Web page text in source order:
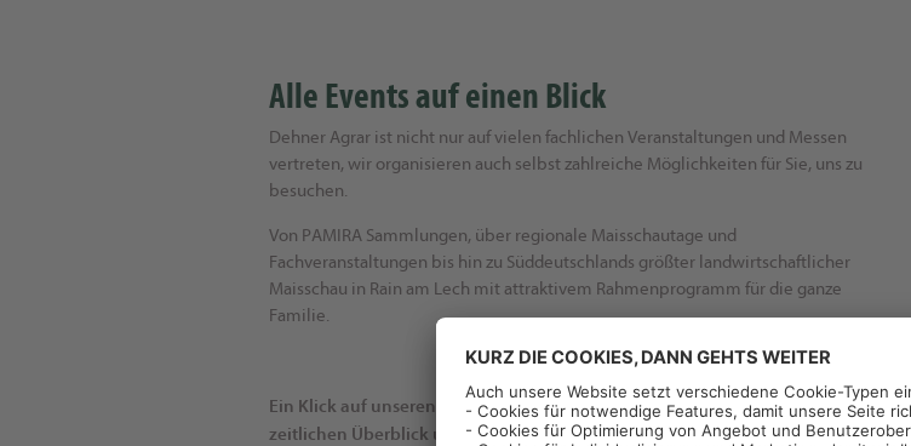
Alle Events auf einen Blick
Dehner Agrar ist nicht nur auf vielen fachlichen Veranstaltungen und Messen
vertreten, wir organisieren auch selbst zahlreiche Möglichkeiten für Sie, uns zu
besuchen.
Von PAMIRA Sammlungen, über regionale Maisschautage und
Fachveranstaltungen bis hin zu Süddeutschlands größter landwirtschaftlicher
Maisschau in Rain am Lech mit attraktivem Rahmenprogramm für die ganze
Familie.
Ein Klick auf unseren Veranstaltungskalender rechts zeigt Ihnen den
zeitlichen Überblick und über die Filterfunktion können Sie eine nähere